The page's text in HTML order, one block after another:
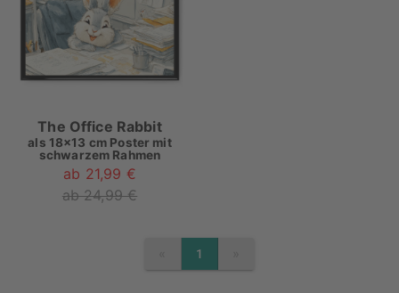
The Office Rabbit
als 18x13 cm Poster mit
schwarzem Rahmen
ab 21,99 €
ab 24,99 €
PREVIOUS
1